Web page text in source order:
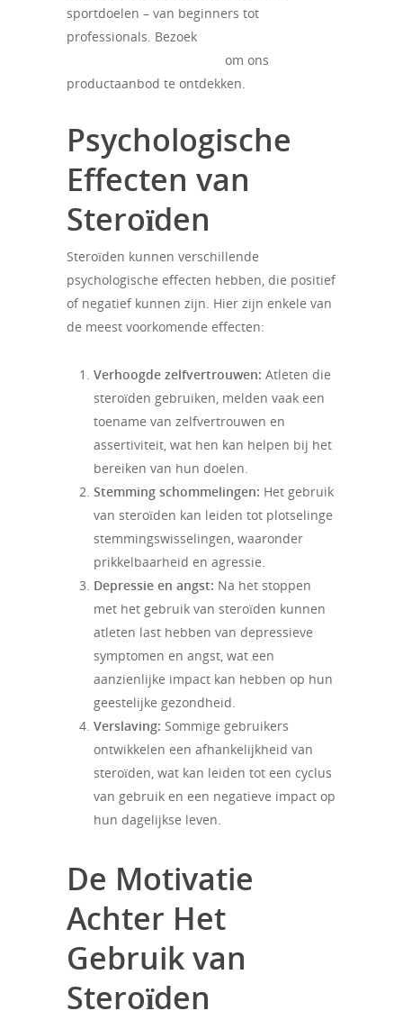
sportdoelen – van beginners tot
professionals. Bezoek
om ons
productaanbod te ontdekken.
Psychologische
Effecten van
Steroïden
Steroïden kunnen verschillende
psychologische effecten hebben, die positief
of negatief kunnen zijn. Hier zijn enkele van
de meest voorkomende effecten:
Verhoogde zelfvertrouwen: Atleten die
steroïden gebruiken, melden vaak een
toename van zelfvertrouwen en
assertiviteit, wat hen kan helpen bij het
bereiken van hun doelen.
Stemming schommelingen: Het gebruik
van steroïden kan leiden tot plotselinge
stemmingswisselingen, waaronder
prikkelbaarheid en agressie.
Depressie en angst: Na het stoppen
met het gebruik van steroïden kunnen
atleten last hebben van depressieve
symptomen en angst, wat een
aanzienlijke impact kan hebben op hun
geestelijke gezondheid.
Verslaving: Sommige gebruikers
ontwikkelen een afhankelijkheid van
steroïden, wat kan leiden tot een cyclus
van gebruik en een negatieve impact op
hun dagelijkse leven.
De Motivatie
Achter Het
Gebruik van
Steroïden